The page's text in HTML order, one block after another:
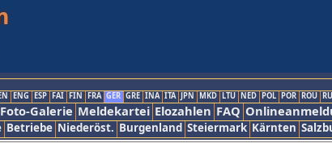
ENG ESP FAI FIN FRA GER GRE INA ITA JPN MKD LTU NED POL POR ROU
Foto-Galerie Meldekartei Elozahlen FAQ
Betriebe Niederöst. Burgenland Steiermark Kärnten